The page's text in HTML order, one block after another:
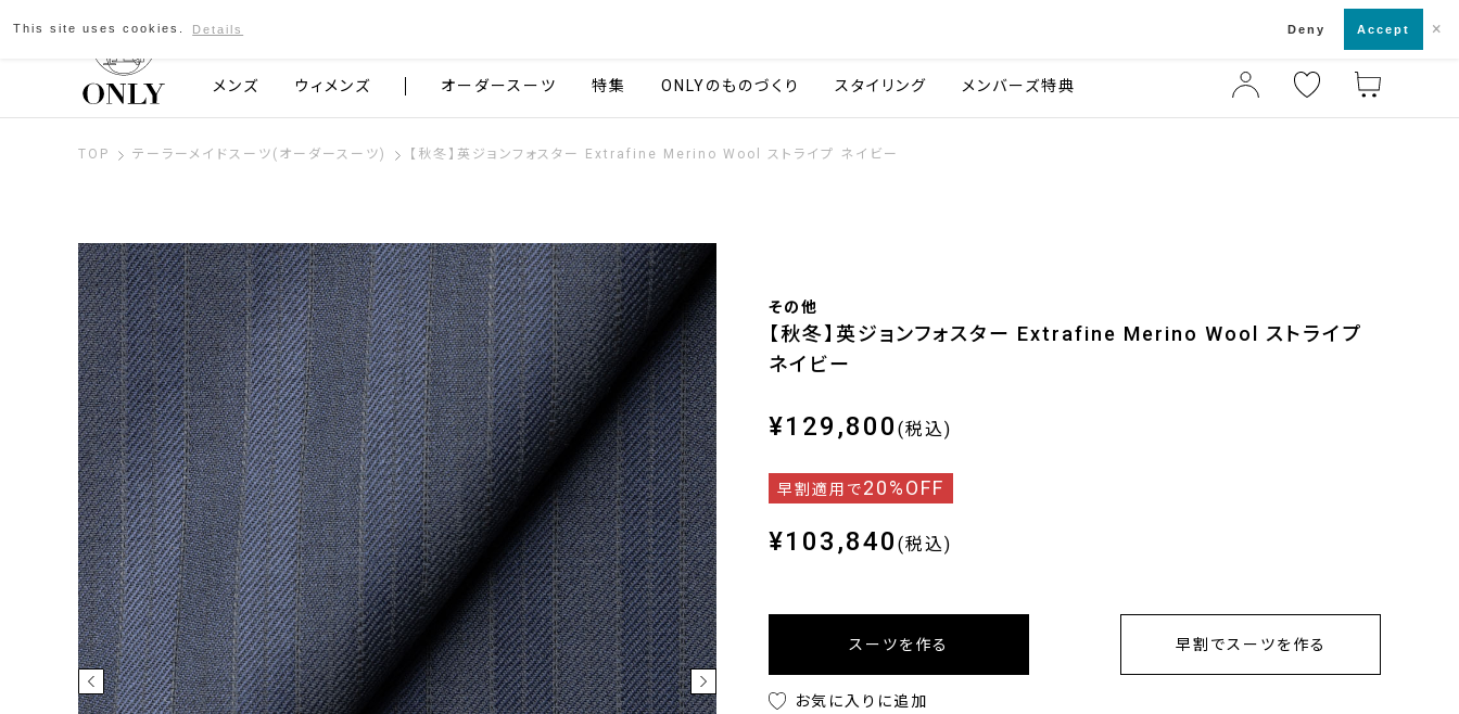
京都発のスーツブランド ONLY
メンズ ウィメンズ オーダースーツ 特集 ONLYのものづくり スタイリング メンバーズ特典
TOP テーラーメイドスーツ(オーダースーツ) 【秋冬】英ジョンフォスター Extrafine Merino Wool ストライプ ネイビー
その他
【秋冬】英ジョンフォスター Extrafine Merino Wool ストライプ
ネイビー
¥129,800 (税込)
早割適用で20%OFF
¥103,840 (税込)
スーツを作る 早割でスーツを作る
お気に入りに追加
This site uses cookies. Details Deny Accept ×